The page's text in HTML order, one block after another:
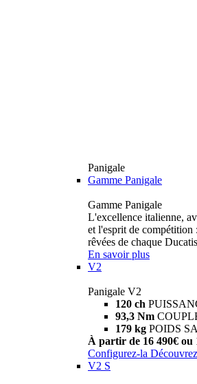
Panigale
Gamme Panigale
Gamme Panigale
L'excellence italienne,
et l'esprit de compétition
rêvées de chaque
En savoir plus
V2
Panigale V2
120 ch
93,3 Nm
179 kg POIDS
À partir de 16 490€ ou
Configurez-la
V2 S